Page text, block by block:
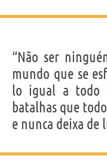
“Não ser
mundo que se
lo igual a todo
batalhas que
e nunca deixa de